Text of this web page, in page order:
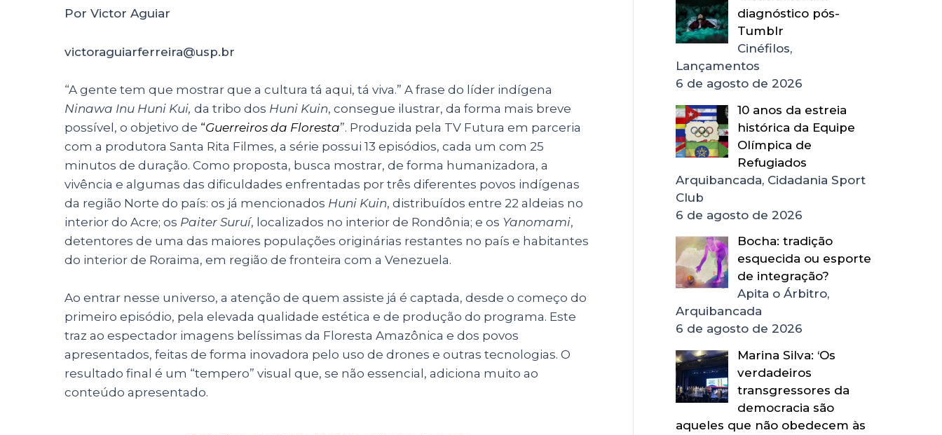
a
ts
p
p
c
e
o
o
k
e
n
re
Por Victor Aguiar
victoraguiarferreira@usp.br
“A gente tem que mostrar que a cultura tá aqui, tá viva.” A frase do líder indígena
Ninawa Inu Huni Kui, da tribo dos Huni Kuin, consegue ilustrar, da forma mais breve
possível, o objetivo de “Guerreiros da Floresta”. Produzida pela TV Futura em parceria
com a produtora Santa Rita Filmes, a série possui 13 episódios, cada um com 25
minutos de duração. Como proposta, busca mostrar, de forma humanizadora, a
vivência e algumas das dificuldades enfrentadas por três diferentes povos indígenas
da região Norte do país: os já mencionados Huni Kuin, distribuídos entre 22 aldeias no
interior do Acre; os Paiter Suruí, localizados no interior de Rondônia; e os Yanomami,
detentores de uma das maiores populações originárias restantes no país e habitantes
do interior de Roraima, em região de fronteira com a Venezuela.
Ao entrar nesse universo, a atenção de quem assiste já é captada, desde o começo do
primeiro episódio, pela elevada qualidade estética e de produção do programa. Este
traz ao espectador imagens belíssimas da Floresta Amazônica e dos povos
apresentados, feitas de forma inovadora pelo uso de drones e outras tecnologias. O
resultado final é um “tempero” visual que, se não essencial, adiciona muito ao
conteúdo apresentado.
diagnóstico pós-
Tumblr
Cinéfilos,
Lançamentos
6 de agosto de 2026
10 anos da estreia
histórica da Equipe
Olímpica de
Refugiados
Arquibancada, Cidadania Sport
Club
6 de agosto de 2026
Bocha: tradição
esquecida ou esporte
de integração?
Apita o Árbitro,
Arquibancada
6 de agosto de 2026
Marina Silva: ‘Os
verdadeiros
transgressores da
democracia são
aqueles que não obedecem às